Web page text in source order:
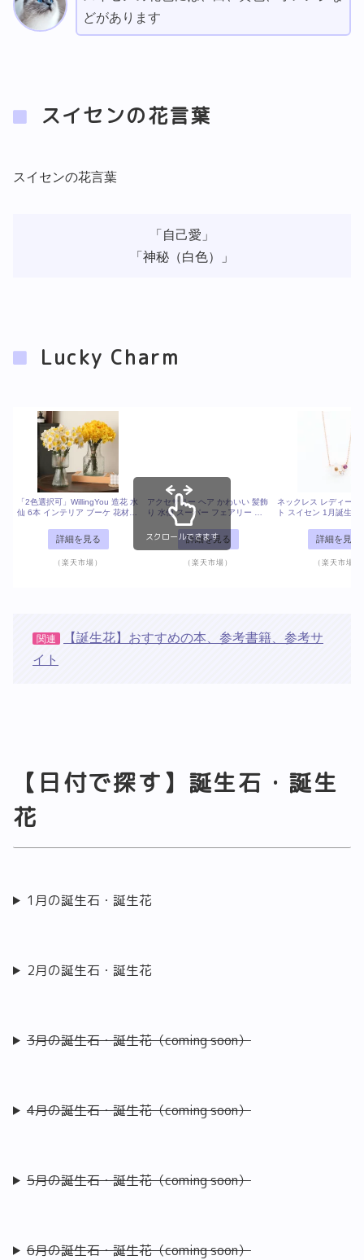
どがあります
スイセンの花言葉
スイセンの花言葉
「自己愛」
「神秘（白色）」
Lucky Charm
「2色選択可」WillingYou 造花 水
仙 6本 インテリア ブーケ 花材
タイル 人工観葉植物 現代 シンプ
ル ホテル オフィス 店舗 家の装
のまま飾れる単品花材
詳細を見る
（楽天市場）
アクセサリー ヘア かわいい 髪飾
り 水仙 スーパー フェアリー レ
トロ クリップ サイド 頭飾り 後
頭部
詳細を見る
（楽天市場）
ネックレス レディース
ト スイセン 1月誕生花
ー 【 BLOOM ブルー
スマス 彼女 嫁 妻 奥さ
代 60代 ジュエリー
詳細を見る
（楽天市場）
スクロールできます
関連
【誕生花】おすすめの本、参考書籍、参考サ
イト
【日付で探す】誕生石・誕生
花
1月の誕生石・誕生花
2月の誕生石・誕生花
3月の誕生石・誕生花（coming soon）
4月の誕生石・誕生花（coming soon）
5月の誕生石・誕生花（coming soon）
6月の誕生石・誕生花（coming soon）